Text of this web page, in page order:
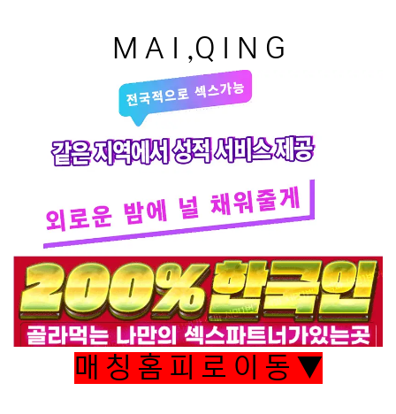
M A I ,Q I N G
매 칭 홈 피 로 이 동 ▼